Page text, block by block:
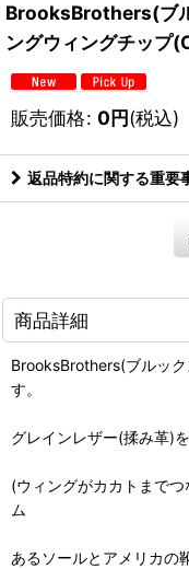
BrooksBrothers(ブ
ングウィングチップ
販売価格: 0円(税込)
返品特約に関する重要
商品詳細
BrooksBrothers(ブルッ
す。
グレインレザー(揉み革)
(ウィングがカカトまで
ム
あるソールとアメリカの